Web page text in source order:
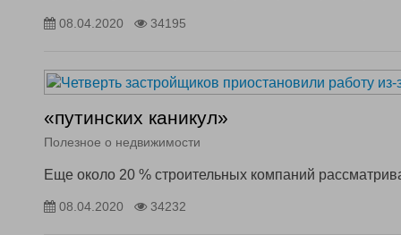
08.04.2020 34195
«путинских каникул»
Полезное о недвижимости
Еще около 20 % строительных компаний
08.04.2020 34232